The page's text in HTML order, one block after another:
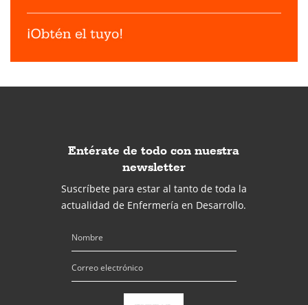
Entérate de todo con nuestra
newsletter
Suscríbete para estar al tanto de toda la
actualidad de Enfermería en Desarrollo.